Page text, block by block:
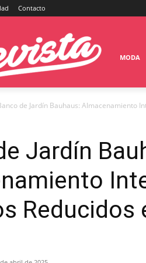
Contacto
MODA
de Jardín Bauhaus: Almacenamiento
Jardín
Reducidos